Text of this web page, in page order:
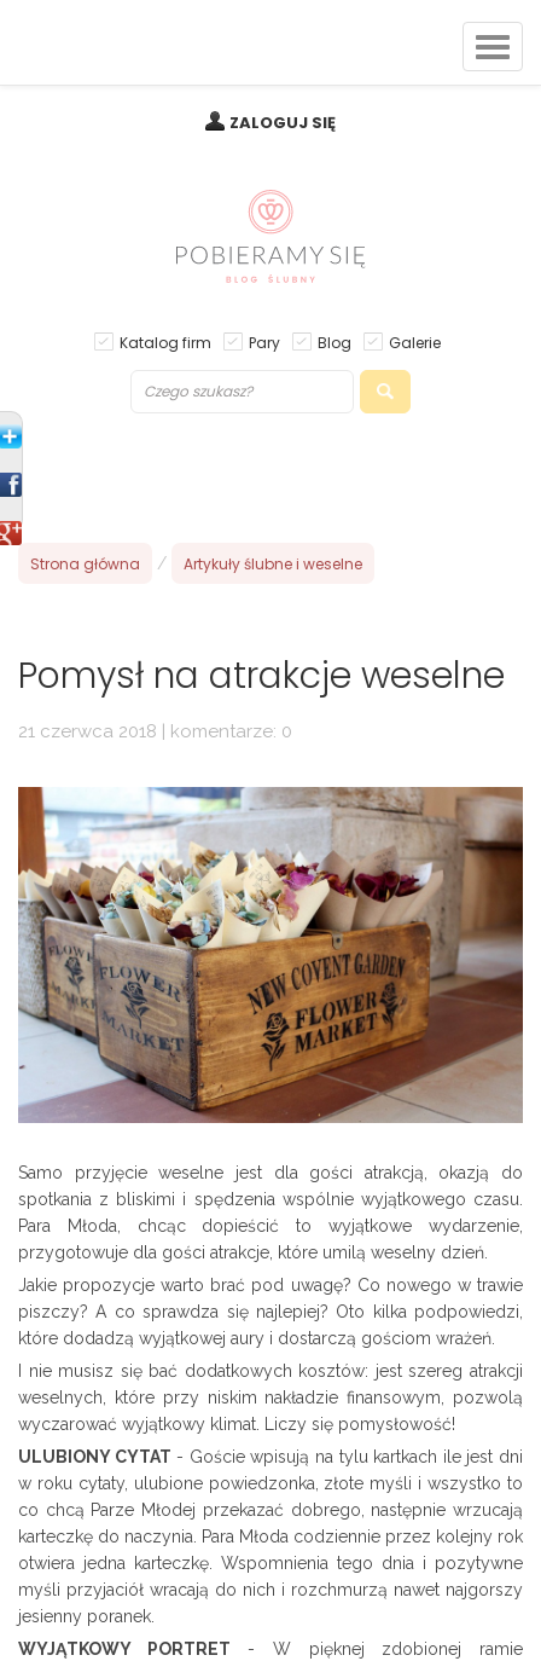
ZALOGUJ SIĘ
Katalog firm Pary Blog Galerie
Strona główna / Artykuły ślubne i weselne
Pomysł na atrakcje weselne
21 czerwca 2018 | komentarze: 0
Samo przyjęcie weselne jest dla gości atrakcją, okazją do
spotkania z bliskimi i spędzenia wspólnie wyjątkowego czasu.
Para Młoda, chcąc dopieścić to wyjątkowe wydarzenie,
przygotowuje dla gości atrakcje, które umilą weselny dzień.
Jakie propozycje warto brać pod uwagę? Co nowego w trawie
piszczy? A co sprawdza się najlepiej? Oto kilka podpowiedzi,
które dodadzą wyjątkowej aury i dostarczą gościom wrażeń.
I nie musisz się bać dodatkowych kosztów: jest szereg atrakcji
weselnych, które przy niskim nakładzie finansowym, pozwolą
wyczarować wyjątkowy klimat. Liczy się pomysłowość!
ULUBIONY CYTAT - Goście wpisują na tylu kartkach ile jest dni
w roku cytaty, ulubione powiedzonka, złote myśli i wszystko to
co chcą Parze Młodej przekazać dobrego, następnie wrzucają
karteczkę do naczynia. Para Młoda codziennie przez kolejny rok
otwiera jedna karteczkę. Wspomnienia tego dnia i pozytywne
myśli przyjaciół wracają do nich i rozchmurzą nawet najgorszy
jesienny poranek.
WYJĄTKOWY PORTRET - W pięknej zdobionej ramie